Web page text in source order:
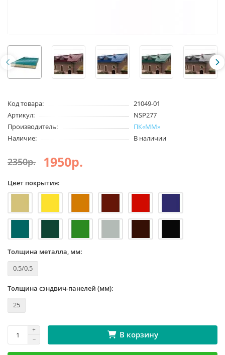
Код товара:
21049-01
Артикул:
NSP277
Производитель:
ПК«ММ»
Наличие:
В наличии
2350р. 1950р.
Цвет покрытия:
Толщина металла, мм:
0.5/0.5
Толщина сэндвич-панелей (мм):
25
В корзину